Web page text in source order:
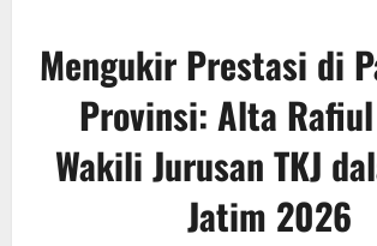
Mengukir Prestasi di
Provinsi: Alta
Wakili Jurusan TKJ
Jatim 2026